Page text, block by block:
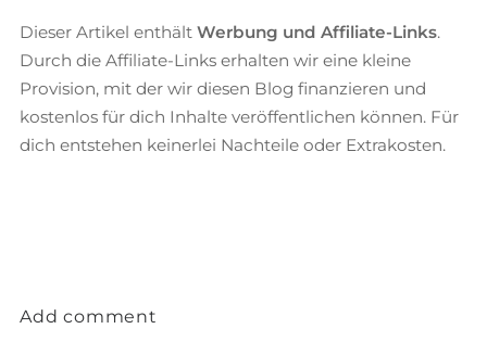
Dieser Artikel enthält Werbung und Affiliate-Links.
Durch die Affiliate-Links erhalten wir eine kleine
Provision, mit der wir diesen Blog finanzieren und
kostenlos für dich Inhalte veröffentlichen können. Für
dich entstehen keinerlei Nachteile oder Extrakosten.
Add comment